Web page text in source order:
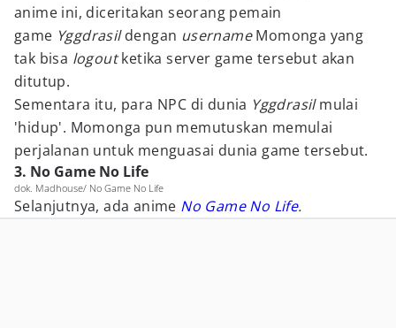
anime ini, diceritakan seorang pemain
game Yggdrasildengan usernameMomonga yang
tak bisa logoutketika server game tersebut akan
ditutup.
Sementara itu, para NPC di dunia Yggdrasilmulai
'hidup'. Momonga pun memutuskan memulai
perjalanan untuk menguasai dunia game tersebut.
3. No Game No Life
dok. Madhouse/ No Game No Life
Selanjutnya, ada anime No Game No Life.